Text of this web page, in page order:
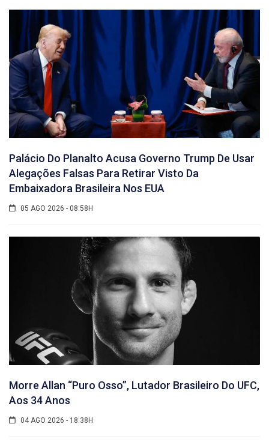
Palácio Do Planalto Acusa Governo Trump De Usar
Alegações Falsas Para Retirar Visto Da
Embaixadora Brasileira Nos EUA
05 AGO 2026 - 08:58H
Morre Allan “Puro Osso”, Lutador Brasileiro Do UFC,
Aos 34 Anos
04 AGO 2026 - 18:38H